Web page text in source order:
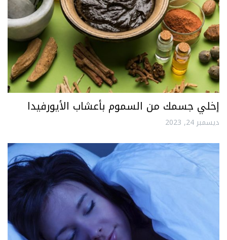
إخلي جسمك من السموم بأعشاب الأيورفيدا
ديسمبر 24, 2023